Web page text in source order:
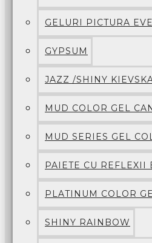
GELURI PICTURA
GYPSUM
JAZZ /SHINY
MUD COLOR GEL
MUD SERIES GEL
PAIETE CU REFLEXII
PLATINUM COLOR
SHINY RAINBOW